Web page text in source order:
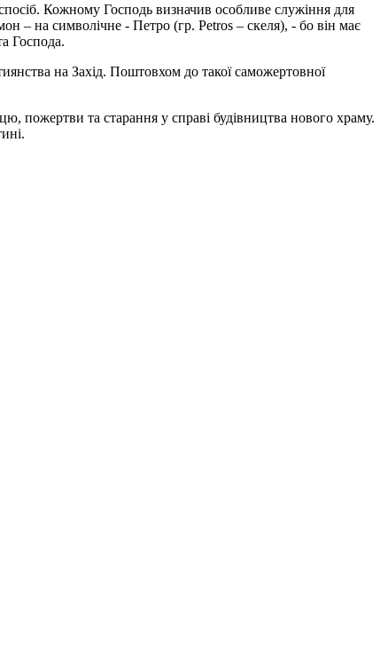
Кожному Господь визначив особливе служіння для
– на символічне - Петро (гр. Petros – скеля), - бо він має
Господа.
на Захід. Поштовхом до такої саможертовної
пожертви та старання у справі будівництва нового храму.